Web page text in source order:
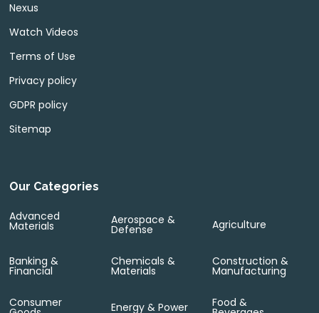
Nexus
Watch Videos
Terms of Use
Privacy policy
GDPR policy
Sitemap
Our Categories
Advanced
Materials Aerospace &
Defense Agriculture
Banking &
Financial
Chemicals &
Materials
Construction &
Manufacturing
Consumer Energy & Power Food &